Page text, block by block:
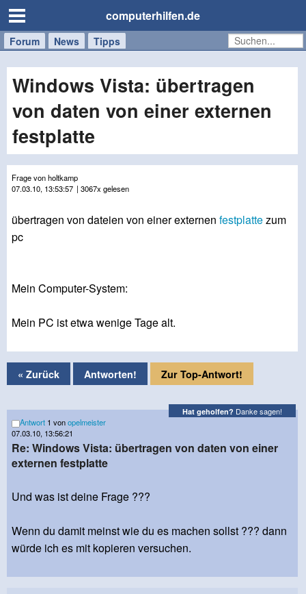
computerhilfen.de
Forum News Tipps
Handy
Tablet
Windows
Mac
Windows Vista: übertragen
von daten von einer externen
festplatte
Frage von holtkamp
07.03.10, 13:53:57 | 3067x gelesen
übertragen von dateien von einer externen festplattezum
pc
Mein Computer-System:
Mein PC ist etwa wenige Tage alt.
« Zurück Antworten! Zur Top-Antwort!
Hat geholfen? Danke sagen!
Antwort 1 vonopelmeister
07.03.10, 13:56:21
Re: Windows Vista: übertragen von daten von einer
externen festplatte
Und was ist deine Frage ???
Wenn du damit meinst wie du es machen sollst ??? dann
würde ich es mit kopieren versuchen.